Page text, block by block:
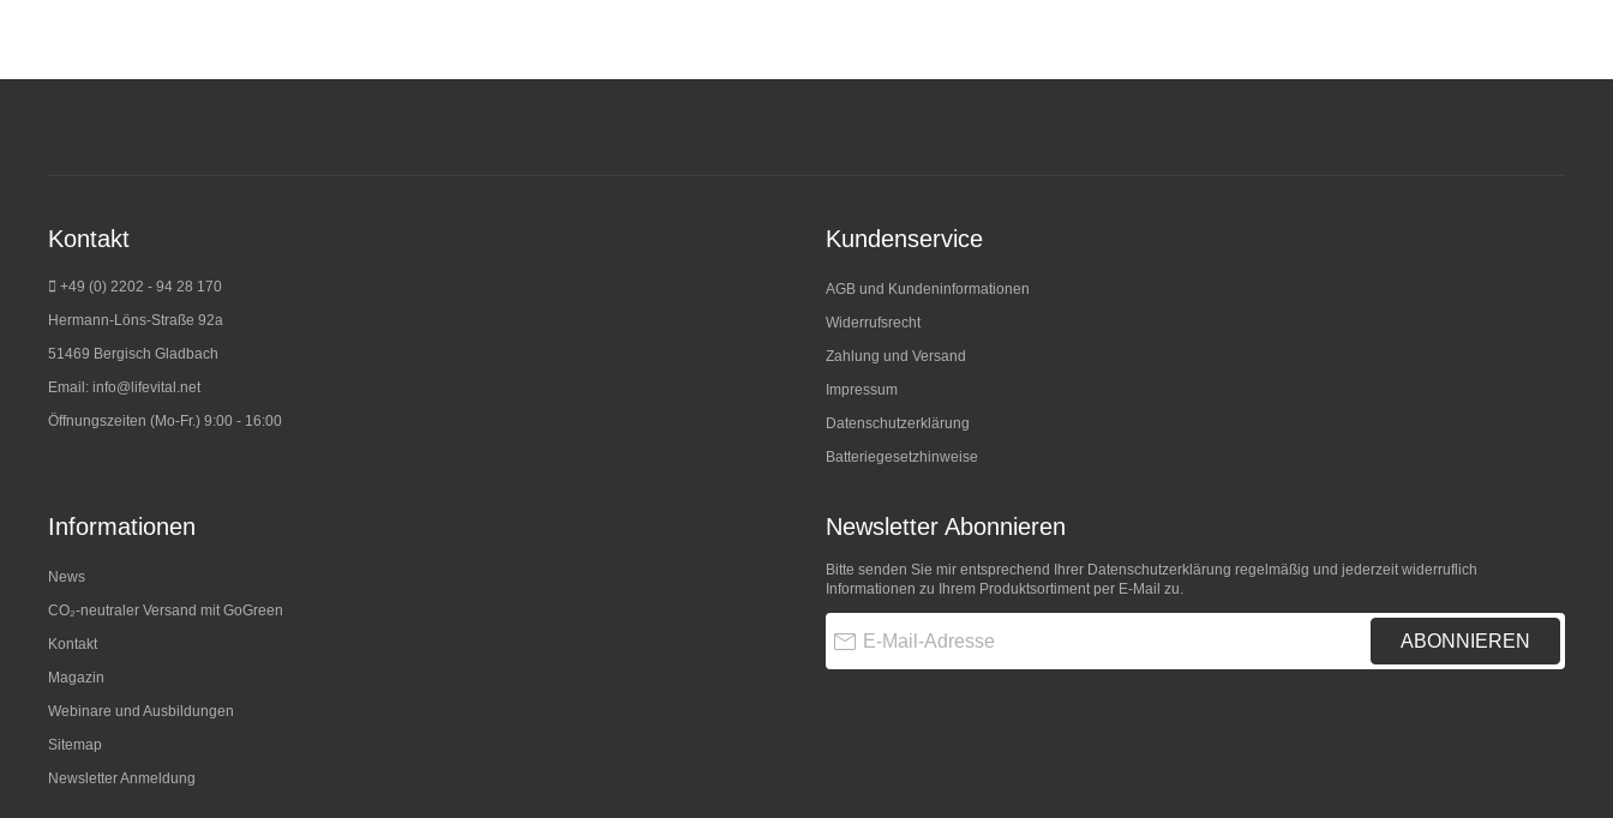
Kontakt
+49 (0) 2202 - 94 28 170
Hermann-Löns-Straße 92a
51469 Bergisch Gladbach
Email: info@lifevital.net
Öffnungszeiten (Mo-Fr.) 9:00 - 16:00
Kundenservice
AGB und Kundeninformationen
Widerrufsrecht
Zahlung und Versand
Impressum
Datenschutzerklärung
Batteriegesetzhinweise
Informationen
News
CO₂-neutraler Versand mit GoGreen
Kontakt
Magazin
Webinare und Ausbildungen
Sitemap
Newsletter Anmeldung
Newsletter Abonnieren
Bitte senden Sie mir entsprechend Ihrer Datenschutzerklärung regelmäßig und jederzeit widerruflich
Informationen zu Ihrem Produktsortiment per E-Mail zu.
ABONNIEREN